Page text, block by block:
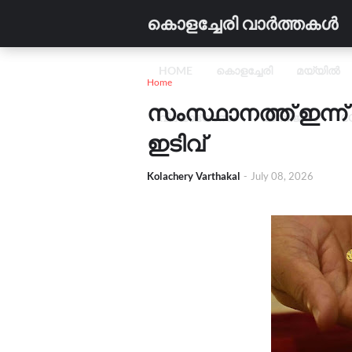
കൊളച്ചേരി വാർത്തകൾ
HOME കൊളച്ചേരി മയ്യിൽ
വിദ്യാഭ്യാസം വാണിജ്യം
Home
സംസ്ഥാനത്ത് ഇന്ന്
ഇടിവ്
Kolachery Varthakal - July 08, 2026